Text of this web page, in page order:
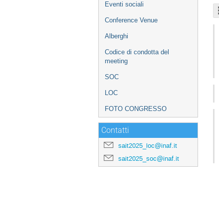
Eventi sociali
Conference Venue
Alberghi
Codice di condotta del
meeting
SOC
LOC
FOTO CONGRESSO
Contatti
sait2025_loc@inaf.it
sait2025_soc@inaf.it